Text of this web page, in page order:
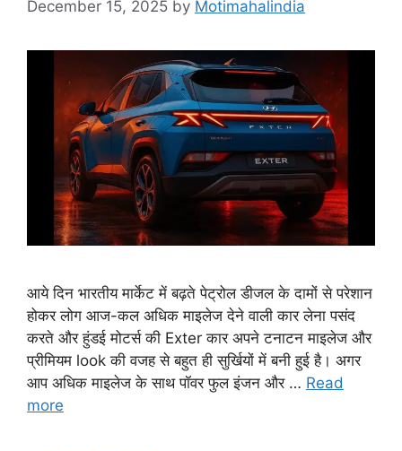
December 15, 2025 by Motimahalindia
आये दिन भारतीय मार्केट में बढ़ते पेट्रोल डीजल के दामों से परेशान
होकर लोग आज-कल अधिक माइलेज देने वाली कार लेना पसंद
करते और हुंडई मोटर्स की Exter कार अपने टनाटन माइलेज और
प्रीमियम look की वजह से बहुत ही सुर्खियों में बनी हुई है। अगर
आप अधिक माइलेज के साथ पॉवर फुल इंजन और … Read
more